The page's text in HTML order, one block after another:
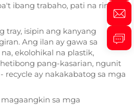
ibang trabaho, pati na rin
tray, isipin ang kanyang
Ang ilan ay gawa sa
ekolohikal na plastik,
pang-kasarian, ngunit
recycle ay nakakabatog sa mga
sa mga